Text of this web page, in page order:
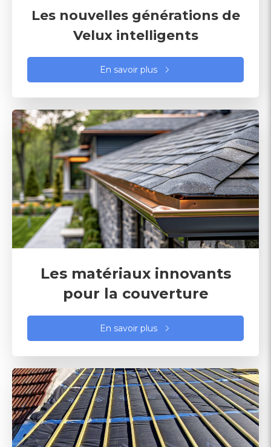
Les nouvelles générations de
Velux intelligents
En savoir plus
Les matériaux innovants
pour la couverture
En savoir plus